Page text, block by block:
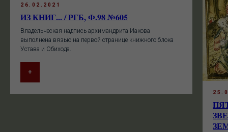
26.02.2021
ИЗ КНИГ... / РГБ, Ф.98 №605
Владельческая надпись архимандрита Иакова
выполнена вязью на первой странице книжного блока
Устава и Обихода.
+